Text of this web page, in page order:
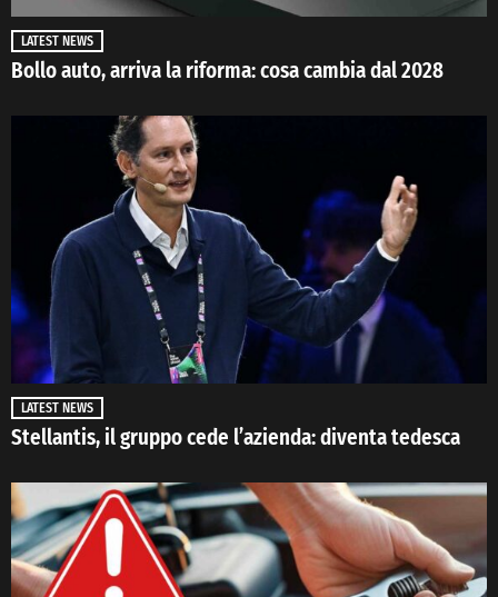
LATEST NEWS
Bollo auto, arriva la riforma: cosa cambia dal 2028
LATEST NEWS
Stellantis, il gruppo cede l’azienda: diventa tedesca